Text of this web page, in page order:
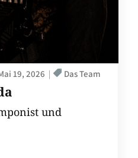
19, 2026 Das Team
und